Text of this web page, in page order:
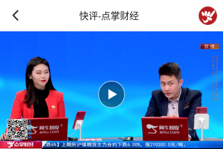
快评-点掌财经